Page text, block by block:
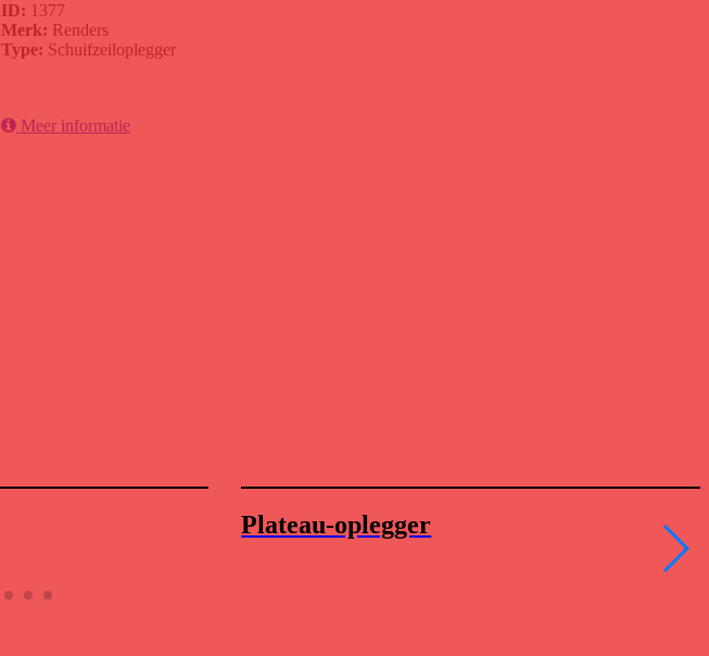
ID: 1377
Merk: Renders
Type: Schuifzeiloplegger
Meer informatie
Plateau-oplegger